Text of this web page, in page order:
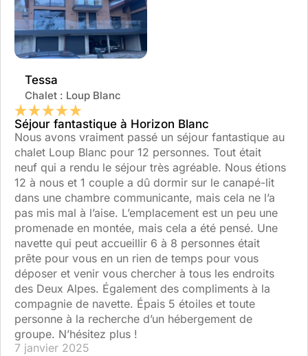
Tessa
Chalet : Loup Blanc
Séjour fantastique à Horizon Blanc
Nous avons vraiment passé un séjour fantastique au
chalet Loup Blanc pour 12 personnes. Tout était
neuf qui a rendu le séjour très agréable. Nous étions
12 à nous et 1 couple a dû dormir sur le canapé-lit
dans une chambre communicante, mais cela ne l’a
pas mis mal à l’aise. L’emplacement est un peu une
promenade en montée, mais cela a été pensé. Une
navette qui peut accueillir 6 à 8 personnes était
prête pour vous en un rien de temps pour vous
déposer et venir vous chercher à tous les endroits
des Deux Alpes. Également des compliments à la
compagnie de navette. Épais 5 étoiles et toute
personne à la recherche d’un hébergement de
groupe. N’hésitez plus !
7 janvier 2025